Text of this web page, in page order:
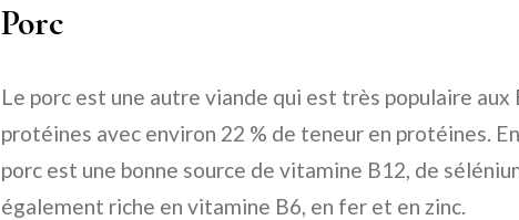
Porc
Le porc est une autre viande qui est très populaire
protéines avec environ 22 % de teneur en protéines.
porc est une bonne source de vitamine B12, de
également riche en vitamine B6, en fer et en zinc.